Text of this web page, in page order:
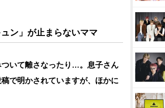
ン」が止まらないママ
いて離さなったり…。息子さん
で明かされていますが、ほかに